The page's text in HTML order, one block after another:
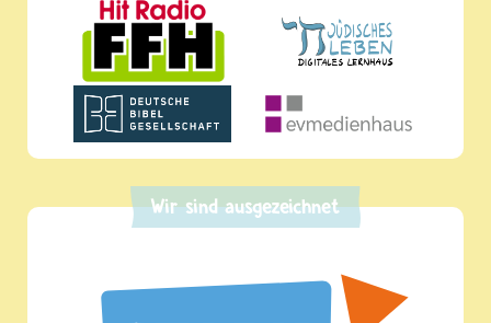
Wir sind ausgezeichnet